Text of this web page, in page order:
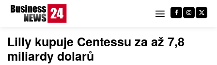
Lilly kupuje Centessu za až 7,8
miliardy dolarů